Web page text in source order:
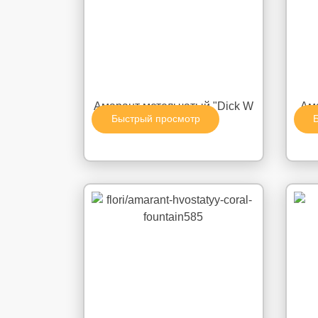
Быстрый просмотр
Амарант метельчатый "Dick W
Gold Finger"